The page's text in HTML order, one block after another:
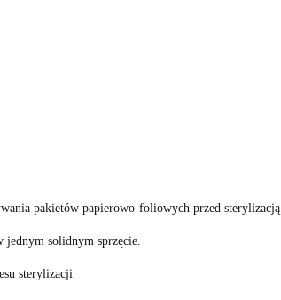
pakietów papierowo-foliowych przed sterylizacją.
solidnym sprzęcie.
sterylizacji